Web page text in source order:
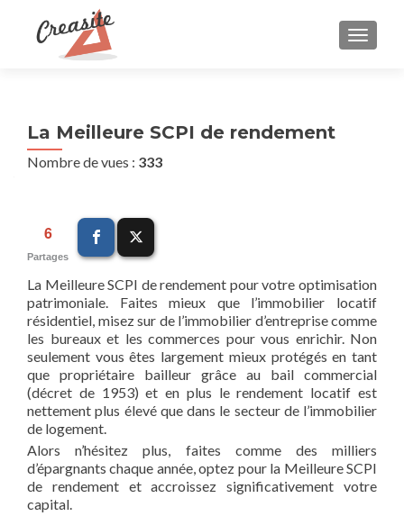
La Meilleure SCPI de rendement
Nombre de vues : 333
6
Partages
La Meilleure SCPI de rendement pour votre optimisation
patrimoniale. Faites mieux que l’immobilier locatif
résidentiel, misez sur de l’immobilier d’entreprise comme
les bureaux et les commerces pour vous enrichir. Non
seulement vous êtes largement mieux protégés en tant
que propriétaire bailleur grâce au bail commercial
(décret de 1953) et en plus le rendement locatif est
nettement plus élevé que dans le secteur de l’immobilier
de logement.
Alors n’hésitez plus, faites comme des milliers
d’épargnants chaque année, optez pour la Meilleure SCPI
de rendement et accroissez significativement votre
capital.